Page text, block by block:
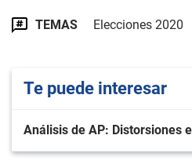
TEMAS Elecciones 2020
Te puede interesar
Análisis de AP: Distorsiones